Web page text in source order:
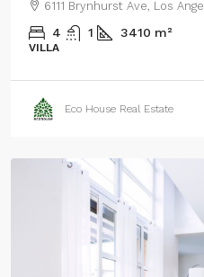
6111 Brynhurst Ave, Los
4 1 3410 m²
VILLA
Eco House Real Estate